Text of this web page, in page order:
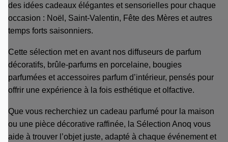
des idées cadeaux élégantes et sensorielles pour chaque
occasion : Noël, Saint-Valentin, Fête des Mères et autres
temps forts saisonniers.
Cette sélection met en avant nos diffuseurs de parfum
décoratifs, brûle-parfums en porcelaine, bougies
parfumées et accessoires parfum d’intérieur, pensés pour
offrir une expérience à la fois esthétique et olfactive.
Que vous recherchiez un cadeau parfumé pour la maison
ou une pièce décorative raffinée, la Sélection Anoq vous
aide à trouver l’objet juste, adapté à chaque événement et